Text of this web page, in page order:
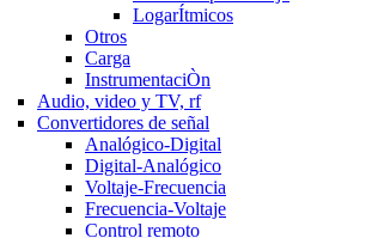
LogarÍtmicos
Otros
Carga
InstrumentaciÒn
Audio, video y TV, rf
Convertidores de señal
Analógico-Digital
Digital-Analógico
Voltaje-Frecuencia
Frecuencia-Voltaje
Control remoto